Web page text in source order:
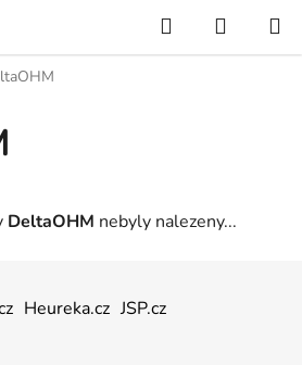
Hledat
KOŠÍK
DeltaOHM nebyly nalezeny...
Heureka.cz JSP.cz